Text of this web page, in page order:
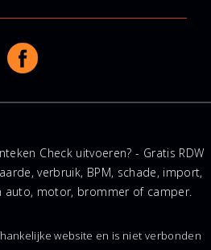
Check uitvoeren? - Gratis RDW
verbruik, BPM, schade, import,
auto, motor, brommer of camper.
website en is niet verbonden